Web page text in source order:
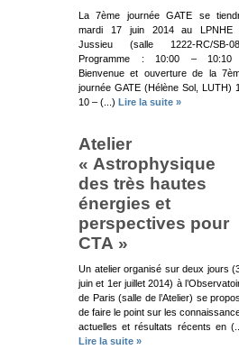
La 7ème journée GATE se
mardi 17 juin 2014 au LPNHE
Jussieu (salle 1222-RC/SB-
Programme : 10:00 –
Bienvenue et ouverture de la
journée GATE (Hélène Sol, LUTH)
10 – (...) Lire la suite »
Atelier
« Astrophysique
des très hautes
énergies et
perspectives pour
CTA »
Un atelier organisé sur deux jours
juin et 1er juillet 2014) à
de Paris (salle de l’Atelier) se
de faire le point sur les
actuelles et résultats récents en
Lire la suite »